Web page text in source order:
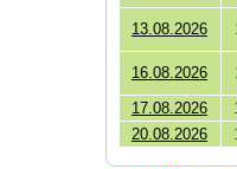
13.08.2026
16.08.2026
17.08.2026
20.08.2026